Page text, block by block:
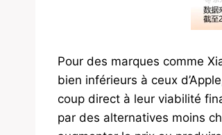
Pour des marques comme
bien inférieurs à ceux
coup direct à leur viabilité
par des alternatives moins